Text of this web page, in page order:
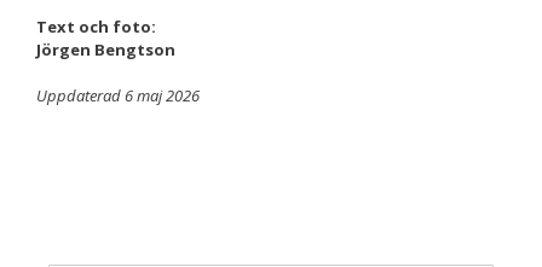
Text och foto:
Jörgen Bengtson
Uppdaterad 6 maj 2026